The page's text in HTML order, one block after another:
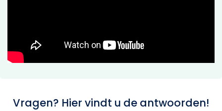
Vragen? Hier vindt u de antwoorden!